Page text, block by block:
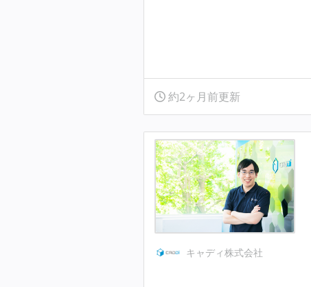
約2ヶ月前更新
キャディ株式会社